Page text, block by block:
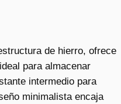
de hierro, ofrece
para almacenar
intermedio para
minimalista encaja